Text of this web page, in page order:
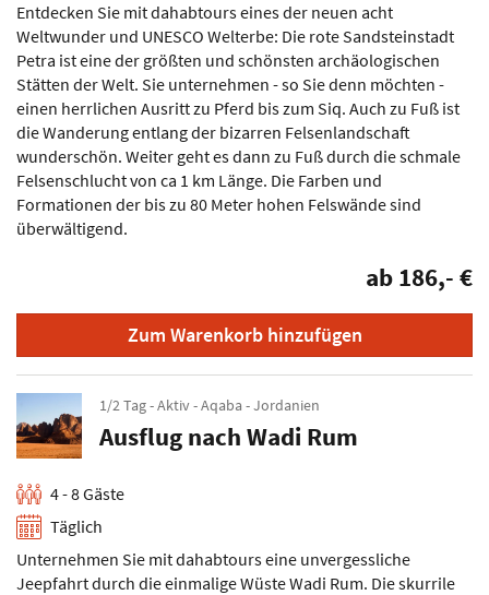
Entdecken Sie mit dahabtours eines der neuen acht
Weltwunder und UNESCO Welterbe: Die rote Sandsteinstadt
Petra ist eine der größten und schönsten archäologischen
Stätten der Welt. Sie unternehmen - so Sie denn möchten -
einen herrlichen Ausritt zu Pferd bis zum Siq. Auch zu Fuß ist
die Wanderung entlang der bizarren Felsenlandschaft
wunderschön. Weiter geht es dann zu Fuß durch die schmale
Felsenschlucht von ca 1 km Länge. Die Farben und
Formationen der bis zu 80 Meter hohen Felswände sind
überwältigend.
ab 186,- €
Zum Warenkorb hinzufügen
1/2 Tag - Aktiv - Aqaba - Jordanien
Ausflug nach Wadi Rum
4 - 8 Gäste
Täglich
Unternehmen Sie mit dahabtours eine unvergessliche
Jeepfahrt durch die einmalige Wüste Wadi Rum. Die skurrile